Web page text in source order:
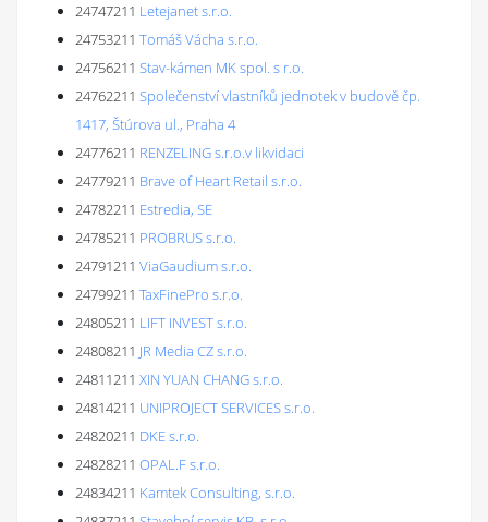
24747211 Letejanet s.r.o.
24753211 Tomáš Vácha s.r.o.
24756211 Stav-kámen MK spol. s r.o.
24762211 Společenství vlastníků jednotek v budově čp.
1417, Štúrova ul., Praha 4
24776211 RENZELING s.r.o.v likvidaci
24779211 Brave of Heart Retail s.r.o.
24782211 Estredia, SE
24785211 PROBRUS s.r.o.
24791211 ViaGaudium s.r.o.
24799211 TaxFinePro s.r.o.
24805211 LIFT INVEST s.r.o.
24808211 JR Media CZ s.r.o.
24811211 XIN YUAN CHANG s.r.o.
24814211 UNIPROJECT SERVICES s.r.o.
24820211 DKE s.r.o.
24828211 OPAL.F s.r.o.
24834211 Kamtek Consulting, s.r.o.